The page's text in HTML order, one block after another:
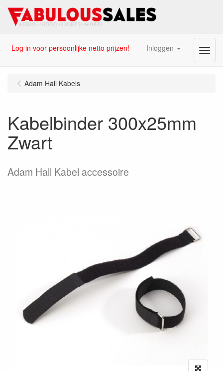
Log in voor persoonlijke netto prijzen! Inloggen Menu
Adam Hall Kabels
Kabelbinder 300x25mm
Zwart
Adam Hall Kabel accessoire